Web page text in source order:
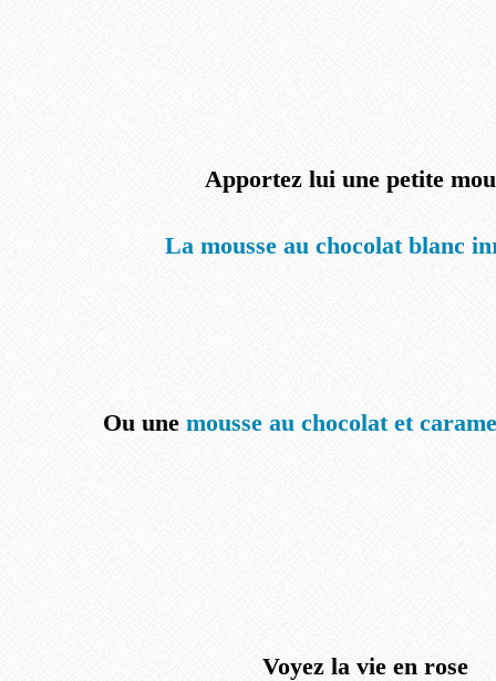
Apportez lui une petite
La mousse au chocolat blanc
Ou une mousse au chocolat et
Voyez la vie en rose